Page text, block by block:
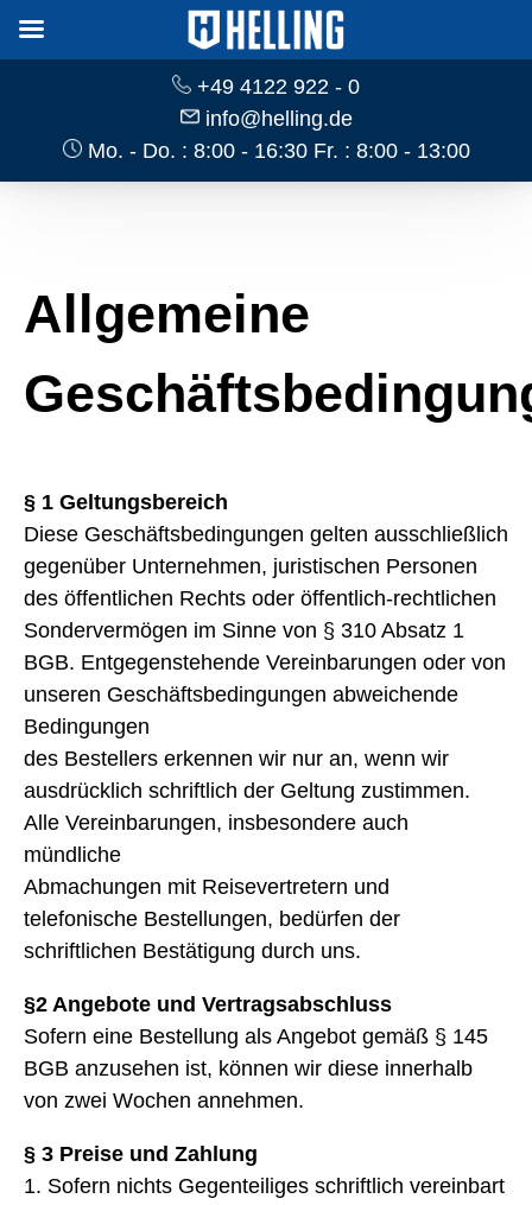
+49 4122 922 - 0
info@helling.de
Mo. - Do. : 8:00 - 16:30 Fr. : 8:00 - 13:00
Allgemeine
§ 1 Geltungsbereich
Diese Geschäftsbedingungen gelten ausschließlich
gegenüber Unternehmen, juristischen Personen
des öffentlichen Rechts oder öffentlich-rechtlichen
Sondervermögen im Sinne von § 310 Absatz 1
BGB. Entgegenstehende Vereinbarungen oder von
unseren Geschäftsbedingungen abweichende
Bedingungen
des Bestellers erkennen wir nur an, wenn wir
ausdrücklich schriftlich der Geltung zustimmen.
Alle Vereinbarungen, insbesondere auch
mündliche
Abmachungen mit Reisevertretern und
telefonische Bestellungen, bedürfen der
schriftlichen Bestätigung durch uns.
§2 Angebote und Vertragsabschluss
Sofern eine Bestellung als Angebot gemäß § 145
BGB anzusehen ist, können wir diese innerhalb
von zwei Wochen annehmen.
§ 3 Preise und Zahlung
1. Sofern nichts Gegenteiliges schriftlich vereinbart